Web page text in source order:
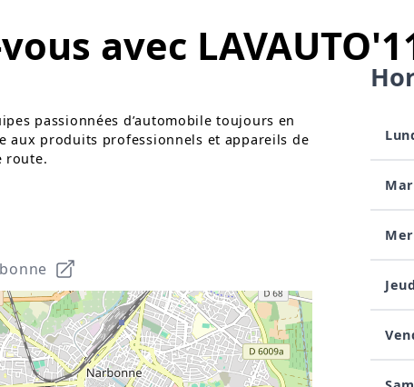
avec
passionnées d’automobile toujours en
aux produits professionnels et appareils de
route.